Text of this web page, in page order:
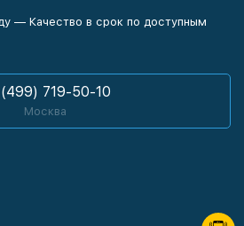
— Качество в срок по доступным
719-50-10
Москва